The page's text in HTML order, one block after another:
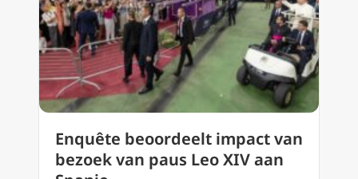
Enquête beoordeelt impact van
bezoek van paus Leo XIV aan